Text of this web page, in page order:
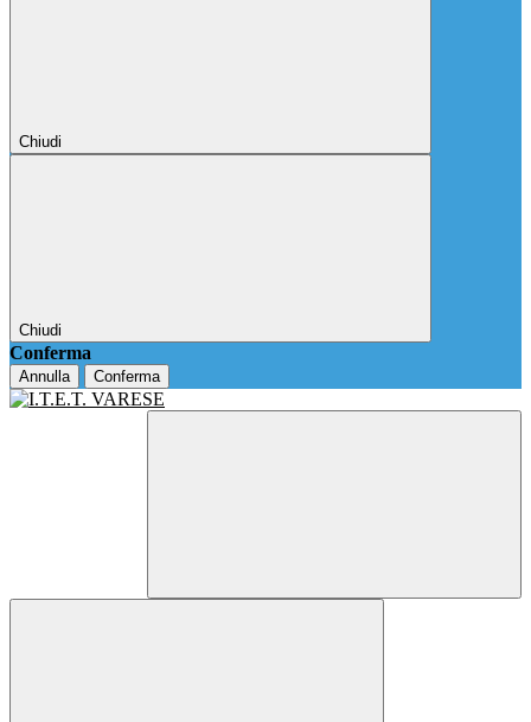
Chiudi
Chiudi
Conferma
Annulla Conferma